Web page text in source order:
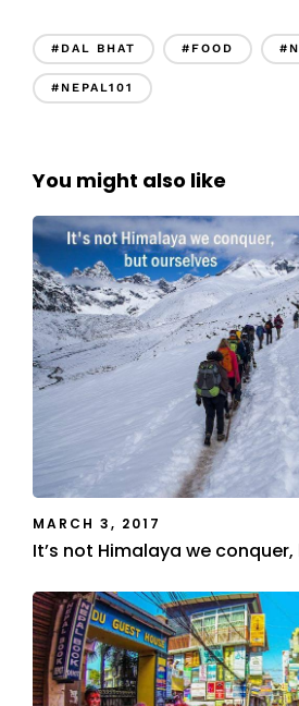
#DAL BHAT #FOOD
#NEPAL101
You might also like
MARCH 3, 2017
It’s not Himalaya we